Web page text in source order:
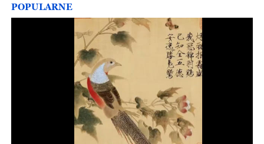
POPULARNE